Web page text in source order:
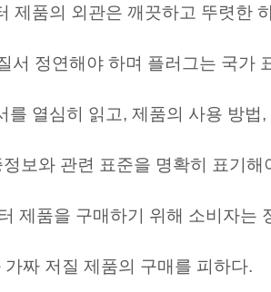
제품의 외관은 깨끗하고 뚜렷한
서 정연해야 하며 플러그는 국가
열심히 읽고, 제품의 사용 방법
보와 관련 표준을 명확히 표기해
제품을 구매하기 위해 소비자는
짜 저질 제품의 구매를 피하다.